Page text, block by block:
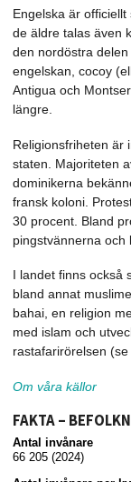
Engelska är
de äldre talas även
den nordöstra
engelskan, cocoy
Antigua och
längre.
Religionsfriheten är
staten. Majoriteten
dominikerna
fransk koloni.
30 procent. Bland
pingstvännerna och
I landet finns också
bland annat
bahai, en religion
med islam och
rastafarirörelsen (se
Om våra källor
FAKTA –
Antal invånare
66 205 (2024)